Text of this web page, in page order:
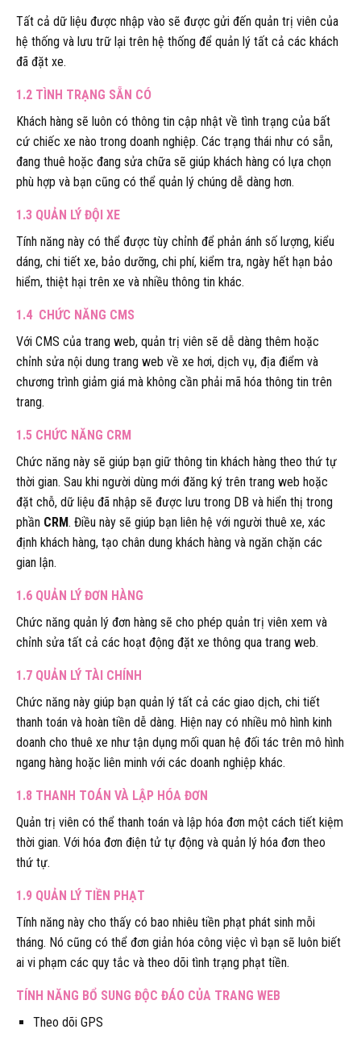
Tất cả dữ liệu được nhập vào sẽ được gửi đến quản trị viên của
hệ thống và lưu trữ lại trên hệ thống để quản lý tất cả các khách
đã đặt xe.
1.2 TÌNH TRẠNG SẴN CÓ
Khách hàng sẽ luôn có thông tin cập nhật về tình trạng của bất
cứ chiếc xe nào trong doanh nghiệp. Các trạng thái như có sẵn,
đang thuê hoặc đang sửa chữa sẽ giúp khách hàng có lựa chọn
phù hợp và bạn cũng có thể quản lý chúng dễ dàng hơn.
1.3 QUẢN LÝ ĐỘI XE
Tính năng này có thể được tùy chỉnh để phản ánh số lượng, kiểu
dáng, chi tiết xe, bảo dưỡng, chi phí, kiểm tra, ngày hết hạn bảo
hiểm, thiệt hại trên xe và nhiều thông tin khác.
1.4 CHỨC NĂNG CMS
Với CMS của trang web, quản trị viên sẽ dễ dàng thêm hoặc
chỉnh sửa nội dung trang web về xe hơi, dịch vụ, địa điểm và
chương trình giảm giá mà không cần phải mã hóa thông tin trên
trang.
1.5 CHỨC NĂNG CRM
Chức năng này sẽ giúp bạn giữ thông tin khách hàng theo thứ tự
thời gian. Sau khi người dùng mới đăng ký trên trang web hoặc
đặt chỗ, dữ liệu đã nhập sẽ được lưu trong DB và hiển thị trong
phần CRM. Điều này sẽ giúp bạn liên hệ với người thuê xe, xác
định khách hàng, tạo chân dung khách hàng và ngăn chặn các
gian lận.
1.6 QUẢN LÝ ĐƠN HÀNG
Chức năng quản lý đơn hàng sẽ cho phép quản trị viên xem và
chỉnh sửa tất cả các hoạt động đặt xe thông qua trang web.
1.7 QUẢN LÝ TÀI CHÍNH
Chức năng này giúp bạn quản lý tất cả các giao dịch, chi tiết
thanh toán và hoàn tiền dễ dàng. Hiện nay có nhiều mô hình kinh
doanh cho thuê xe như tận dụng mối quan hệ đối tác trên mô hình
ngang hàng hoặc liên minh với các doanh nghiệp khác.
1.8 THANH TOÁN VÀ LẬP HÓA ĐƠN
Quản trị viên có thể thanh toán và lập hóa đơn một cách tiết kiệm
thời gian. Với hóa đơn điện tử tự động và quản lý hóa đơn theo
thứ tự.
1.9 QUẢN LÝ TIỀN PHẠT
Tính năng này cho thấy có bao nhiêu tiền phạt phát sinh mỗi
tháng. Nó cũng có thể đơn giản hóa công việc vì bạn sẽ luôn biết
ai vi phạm các quy tắc và theo dõi tình trạng phạt tiền.
TÍNH NĂNG BỔ SUNG ĐỘC ĐÁO CỦA TRANG WEB
Theo dõi GPS